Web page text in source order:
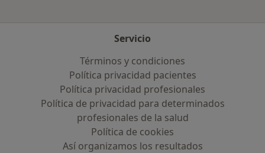
Servicio
Términos y condiciones
Política privacidad pacientes
Política privacidad profesionales
Política de privacidad para determinados
profesionales de la salud
Política de cookies
Así organizamos los resultados